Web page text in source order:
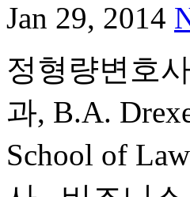
Jan 29, 2014
정형량변호
과, B.A.
School of